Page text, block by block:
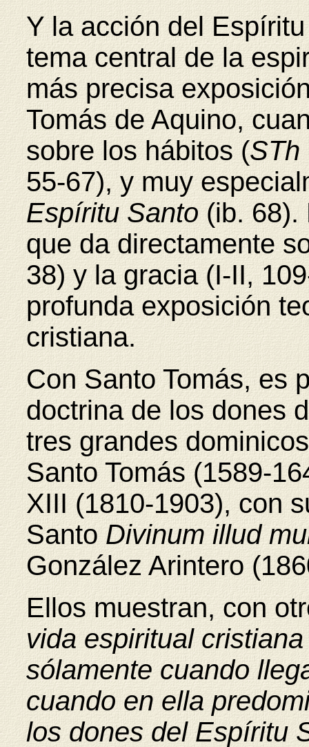
Y la acción del
tema central de la
más precisa
Tomás de Aquino,
sobre los hábitos (STh
55-67), y muy
Espíritu Santo(ib. 68).
que da directamente
38) y la gracia (I-II,
profunda exposición
cristiana.
Con Santo Tomás, es
doctrina de los dones
tres grandes
Santo Tomás (1589-
XIII (1810-1903), con
Santo Divinum illud
González Arintero
Ellos muestran, con
vida espiritual
sólamente cuando
cuando en ella
los dones del Espíritu